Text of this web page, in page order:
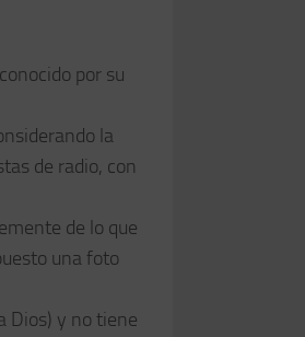
por su
la
de radio, con
de lo que
una foto
Dios) y no tiene